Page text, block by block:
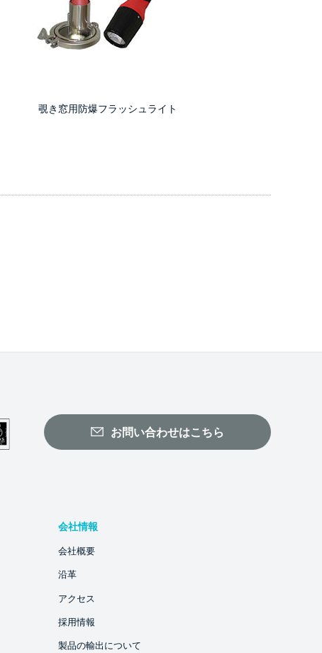
覗き窓用防爆フラッシュライト
お問い合わせはこちら
会社情報
会社概要
沿革
アクセス
採用情報
製品の輸出について